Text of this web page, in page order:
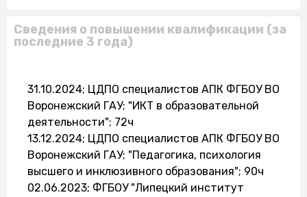
Сведения о повышении квалификации (за
последние 3 года)
31.10.2024; ЦДПО специалистов АПК ФГБОУ ВО
Воронежский ГАУ; "ИКТ в образовательной
деятельности"; 72ч
13.12.2024; ЦДПО специалистов АПК ФГБОУ ВО
Воронежский ГАУ; "Педагогика, психология
высшего и инклюзивного образования"; 90ч
02.06.2023; ФГБОУ "Липецкий институт